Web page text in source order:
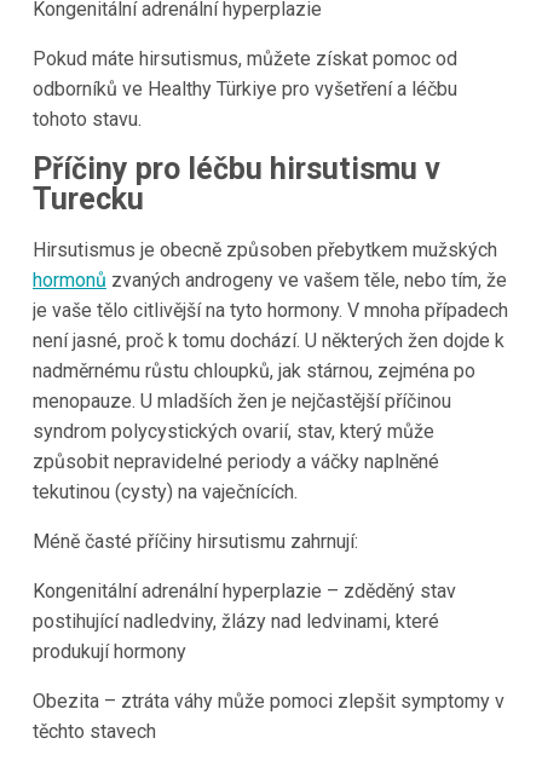
Kongenitální adrenální hyperplazie
Pokud máte hirsutismus, můžete získat pomoc od
odborníků ve Healthy Türkiye pro vyšetření a léčbu
tohoto stavu.
Příčiny pro léčbu hirsutismu v
Turecku
Hirsutismus je obecně způsoben přebytkem mužských
hormonů zvaných androgeny ve vašem těle, nebo tím, že
je vaše tělo citlivější na tyto hormony. V mnoha případech
není jasné, proč k tomu dochází. U některých žen dojde k
nadměrnému růstu chloupků, jak stárnou, zejména po
menopauze. U mladších žen je nejčastější příčinou
syndrom polycystických ovarií, stav, který může
způsobit nepravidelné periody a váčky naplněné
tekutinou (cysty) na vaječnících.
Méně časté příčiny hirsutismu zahrnují:
Kongenitální adrenální hyperplazie – zděděný stav
postihující nadledviny, žlázy nad ledvinami, které
produkují hormony
Obezita – ztráta váhy může pomoci zlepšit symptomy v
těchto stavech